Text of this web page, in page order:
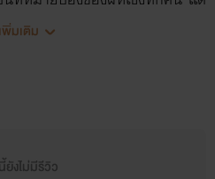
ราะมีรักที่ฝั่งใจเเละกลัวการที่จะมี
พิ่มเติม
ยังไม่มีรีวิว